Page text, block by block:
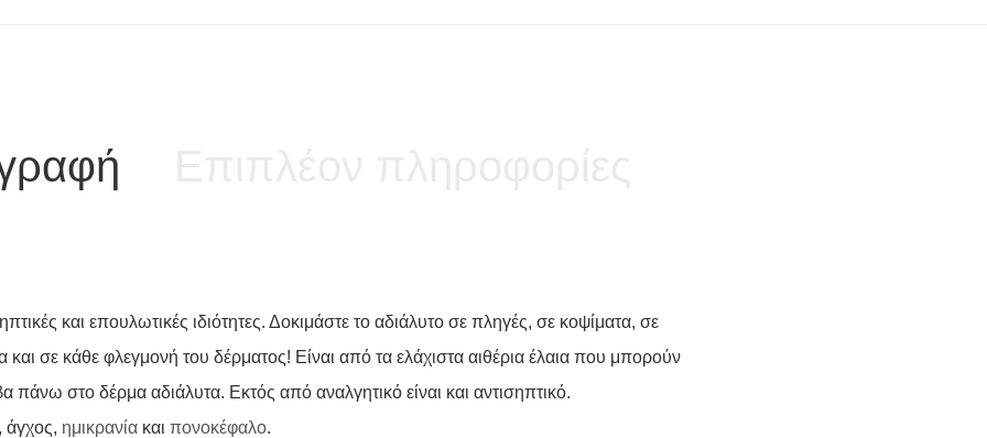
και επουλωτικές ιδιότητες. Δοκιμάστε το αδιάλυτο σε πληγές, σε κοψίματα, σε
και σε κάθε φλεγμονή του δέρματος! Είναι από τα ελάχιστα αιθέρια έλαια που μπορούν
στο δέρμα αδιάλυτα. Εκτός από αναλγητικό είναι και αντισηπτικό.
άγχος, ημικρανίακαι πονοκέφαλο.